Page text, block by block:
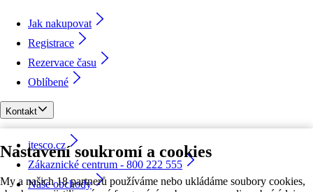
Nastavení soukromí a cookies
My a našich 18 partnerů používáme nebo ukládáme soubory cookies,
Jak nakupovat
Registrace
Rezervace času
Oblíbené
Kontakt
itesco.cz
Zákaznické centrum - 800 222 555
Naše obchody